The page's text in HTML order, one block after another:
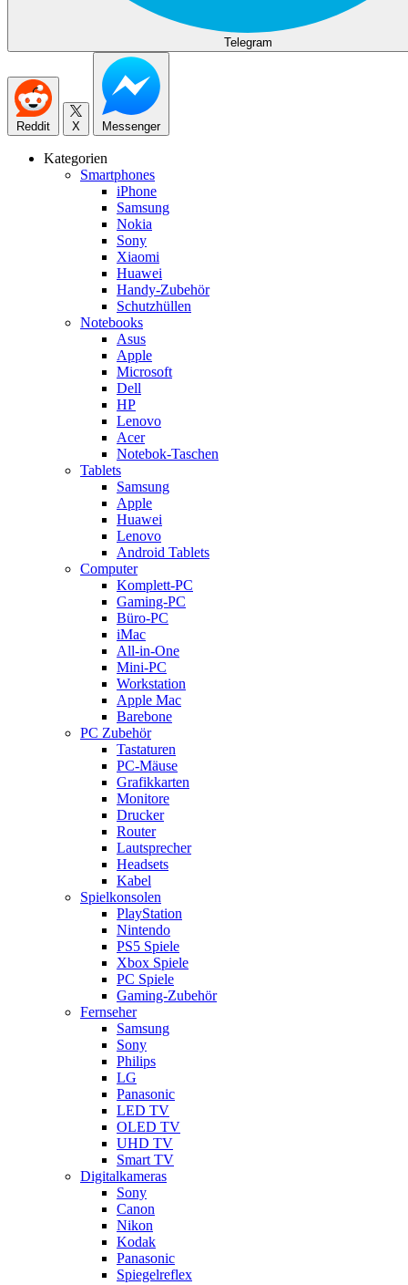
Telegram
Reddit X Messenger
Kategorien
Smartphones
iPhone
Samsung
Nokia
Sony
Xiaomi
Huawei
Handy-Zubehör
Schutzhüllen
Notebooks
Asus
Apple
Microsoft
Dell
HP
Lenovo
Acer
Notebok-Taschen
Tablets
Samsung
Apple
Huawei
Lenovo
Android Tablets
Computer
Komplett-PC
Gaming-PC
Büro-PC
iMac
All-in-One
Mini-PC
Workstation
Apple Mac
Barebone
PC Zubehör
Tastaturen
PC-Mäuse
Grafikkarten
Monitore
Drucker
Router
Lautsprecher
Headsets
Kabel
Spielkonsolen
PlayStation
Nintendo
PS5 Spiele
Xbox Spiele
PC Spiele
Gaming-Zubehör
Fernseher
Samsung
Sony
Philips
LG
Panasonic
LED TV
OLED TV
UHD TV
Smart TV
Digitalkameras
Sony
Canon
Nikon
Kodak
Panasonic
Spiegelreflex